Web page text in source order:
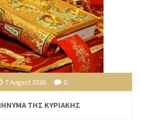
7 August 2026 0
ΤΗΣ ΚΥΡΙΑΚΗΣ